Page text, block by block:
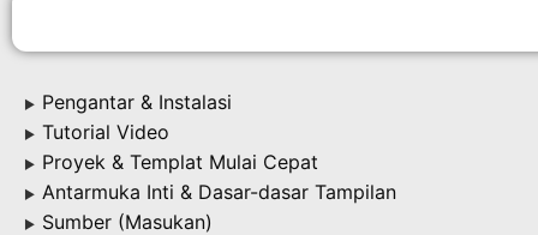
▶ Pengantar & Instalasi
▶ Tutorial Video
▶ Proyek & Templat Mulai Cepat
▶ Antarmuka Inti & Dasar-dasar Tampilan
▶ Sumber (Masukan)